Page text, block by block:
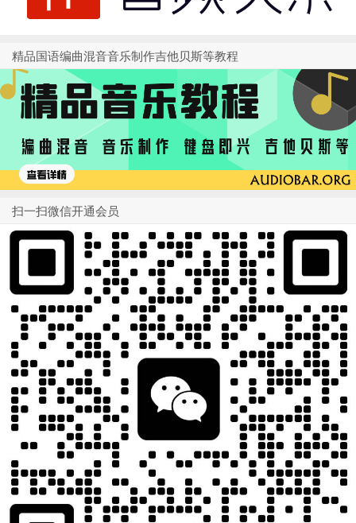
精品国语编曲混音音乐制作吉他贝斯等教程
扫一扫微信开通会员